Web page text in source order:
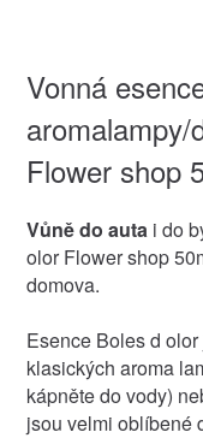
Vonná
aromalampy/
Flower shop
Vůně do auta i do
olor Flower shop
domova.
Esence Boles d
klasických aroma
kápněte do vody)
jsou velmi oblíbené